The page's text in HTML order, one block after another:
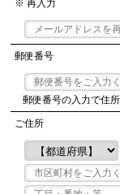
※ 再入力
郵便番号
郵便番号の入力で住
ご住所